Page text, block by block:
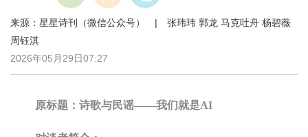
来源：星星诗刊（微信公众号） | 张玮玮 郭龙 马克吐舟 杨碧薇
周钰淇
2026年05月29日07:27
原标题：诗歌与民谣——我们就是AI